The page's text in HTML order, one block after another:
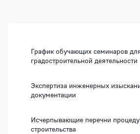
График обучающих семинаров
градостроительной деятельности
Экспертиза инженерных
документации
Исчерпывающие перечни
строительства